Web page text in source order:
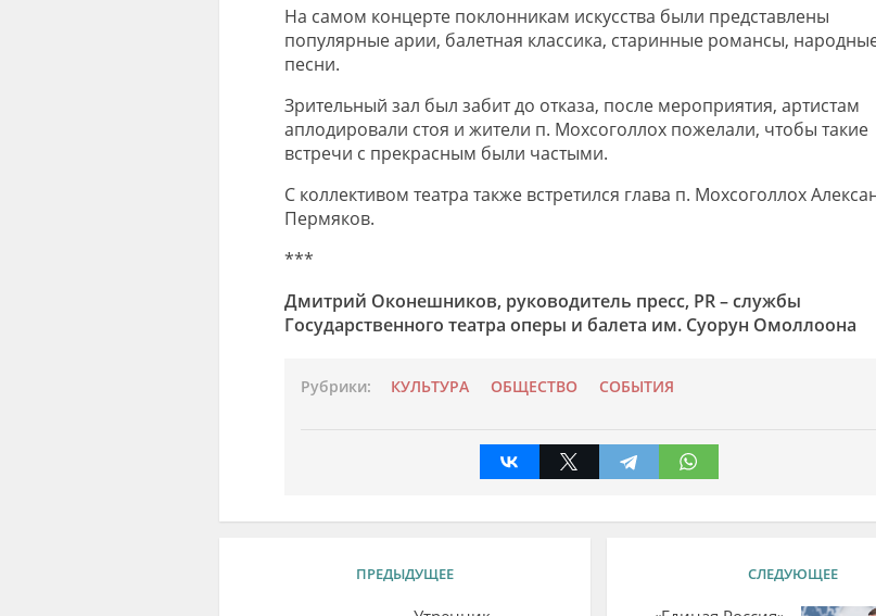
На самом концерте поклонникам искусства были представлены
популярные арии, балетная классика, старинные романсы,
песни.
Зрительный зал был забит до отказа, после мероприятия, артистам
аплодировали стоя и жители п. Мохсоголлох пожелали, чтобы такие
встречи с прекрасным были частыми.
С коллективом театра также встретился глава п. Мохсоголлох
Пермяков.
***
Дмитрий Оконешников, руководитель пресс, PR – службы
Государственного театра оперы и балета им. Суорун Омоллоона
Рубрики: КУЛЬТУРА ОБЩЕСТВО СОБЫТИЯ
ПРЕДЫДУЩЕЕ СЛЕДУЮЩЕЕ